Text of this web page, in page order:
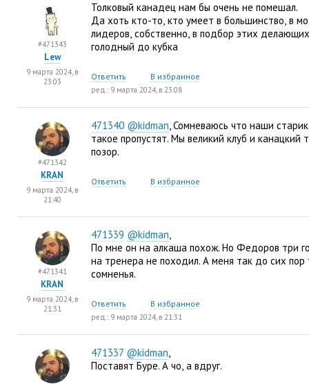
Толковый канадец нам бы очень не помешал.
Да хоть кто-то, кто умеет в большинство, в
лидеров, собственно, в подбор этих
голодный до кубка
Ответить В избранное
ред.: 9 марта 2024, в 23:08
#471343
Lew
9 марта 2024, в
23:03
471340 @kidman, Сомневаюсь что наши
такое пропустят. Мы великий клуб и канацкий
позор.
Ответить В избранное
#471342
KRAN
9 марта 2024, в
21:40
471339 @kidman,
По мне он на алкаша похож. Но Федоров три
на тренера не походил. А меня так до сих
сомненья.
Ответить В избранное
ред.: 9 марта 2024, в 21:31
#471341
KRAN
9 марта 2024, в
21:31
471337 @kidman,
Поставят Буре. А чо, а вдруг.